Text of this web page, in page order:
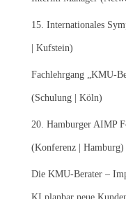
:15. Internationales
| Kufstein)
Fachlehrgang „KMU-
(Schulung | Köln)
20. Hamburger AIMP
(Konferenz | Hamburg)
Die KMU-Berater –